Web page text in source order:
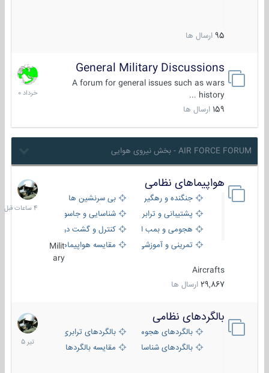
95 ارسال ها
General Military Discussions
A forum for general issues such as wars
history ...
159 ارسال ها
10
خرداد
1400
AIR FORCE FORUM - بخش نیروی هوایی
هواپیماهای نظامی
جنگنده و رهگیر
بی سرنشین ها
پشتیبانی و ترابری
شناسایی و جاسوسی
هجومی و بمب افکن
کنترل و گشت دریایی
تمرینی و آموزشی
مقایسه هواپیماهاMilit
ary
Aircrafts
29,867 ارسال ها
4
ساعات
قبل
بالگردهای نظامی
بالگردهای هجومی
بالگردهای ترابری
بالگردهای شناسایی
مقایسه بالگردها
22
تیر
1405